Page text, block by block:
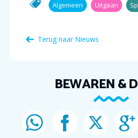
Algemeen Uitgaan
Terug naar Nieuws
BEWAREN &